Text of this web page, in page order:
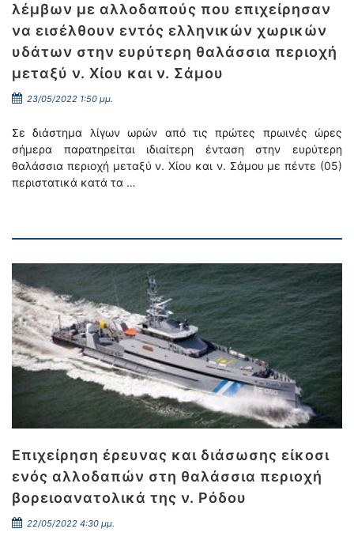
λέμβων με αλλοδαπούς που επιχείρησαν
να εισέλθουν εντός ελληνικών χωρικών
υδάτων στην ευρύτερη θαλάσσια περιοχή
μεταξύ ν. Χίου και ν. Σάμου
23/05/2022 1:50 μμ.
Σε διάστημα λίγων ωρών από τις πρώτες πρωινές ώρες
σήμερα παρατηρείται ιδιαίτερη ένταση στην ευρύτερη
θαλάσσια περιοχή μεταξύ ν. Χίου και ν. Σάμου με πέντε (05)
περιστατικά κατά τα …
Επιχείρηση έρευνας και διάσωσης είκοσι
ενός αλλοδαπών στη θαλάσσια περιοχή
βορειοανατολικά της ν. Ρόδου
22/05/2022 4:30 μμ.